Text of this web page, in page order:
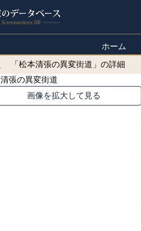
ホーム
「松本清張の異変街道」の詳細
画像を拡大して見る